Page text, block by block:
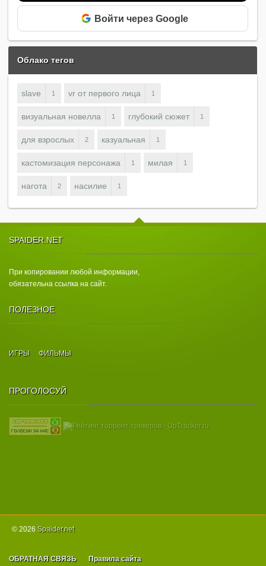
Войти через Google
Облако тегов
slave 1 vr от первого лица 1
визуальная новелла 1 глубокий сюжет 1
для взрослых 2 казуальная 1
кастомизация персонажа 1 милая 1
нагота 2 насилие 1
SPAIDER.NET
При копировании любой информации,
обязательна ссылка на сайт.
ПОЛЕЗНОЕ
ИГРЫ ФИЛЬМЫ
ПРОГОЛОСУЙ
© 2026 Spаider.net
ОБРАТНАЯ СВЯЗЬ Правила сайта